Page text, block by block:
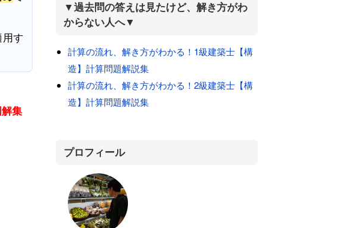
す
集
▼過去問の答えは見たけど、解き方がわ
からない人へ▼
計算の流れ、解き方がわかる！1級建築士【構
造】計算問題解説集
計算の流れ、解き方がわかる！2級建築士【構
造】計算問題解説集
プロフィール